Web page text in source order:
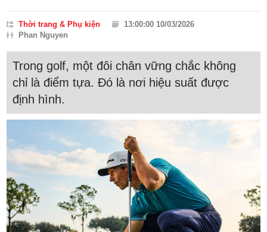
Thời trang & Phụ kiện
13:00:00 10/03/2026
Phan Nguyen
Trong golf, một đôi chân vững chắc không
chỉ là điểm tựa. Đó là nơi hiệu suất được
định hình.